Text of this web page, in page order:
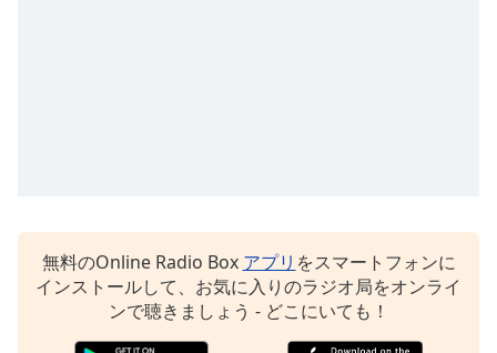
window.
Escape無料のOnline Radio Box アプリ をスマートフォンに
インストールして、お気に入りのラジオ局をオンライ
ンで聴きましょう - どこにいても！